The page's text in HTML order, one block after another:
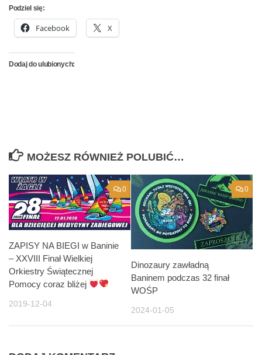
Podziel się:
Facebook X
Dodaj do ulubionych:
MOŻESZ RÓWNIEŻ POLUBIĆ…
0
ZAPISY NA BIEGI w Baninie
– XXVIII Finał Wielkiej
Orkiestry Świątecznej
Pomocy coraz bliżej
2019-12-04
0
Dinozaury zawładną
Baninem podczas 32 finał
WOŚP
2024-01-05